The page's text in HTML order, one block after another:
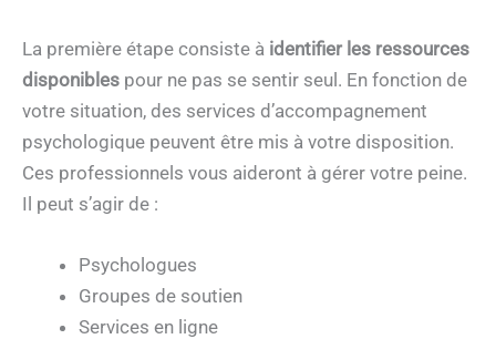
La première étape consiste à identifier les ressources
disponibles pour ne pas se sentir seul. En fonction de
votre situation, des services d’accompagnement
psychologique peuvent être mis à votre disposition.
Ces professionnels vous aideront à gérer votre peine.
Il peut s’agir de :
Psychologues
Groupes de soutien
Services en ligne